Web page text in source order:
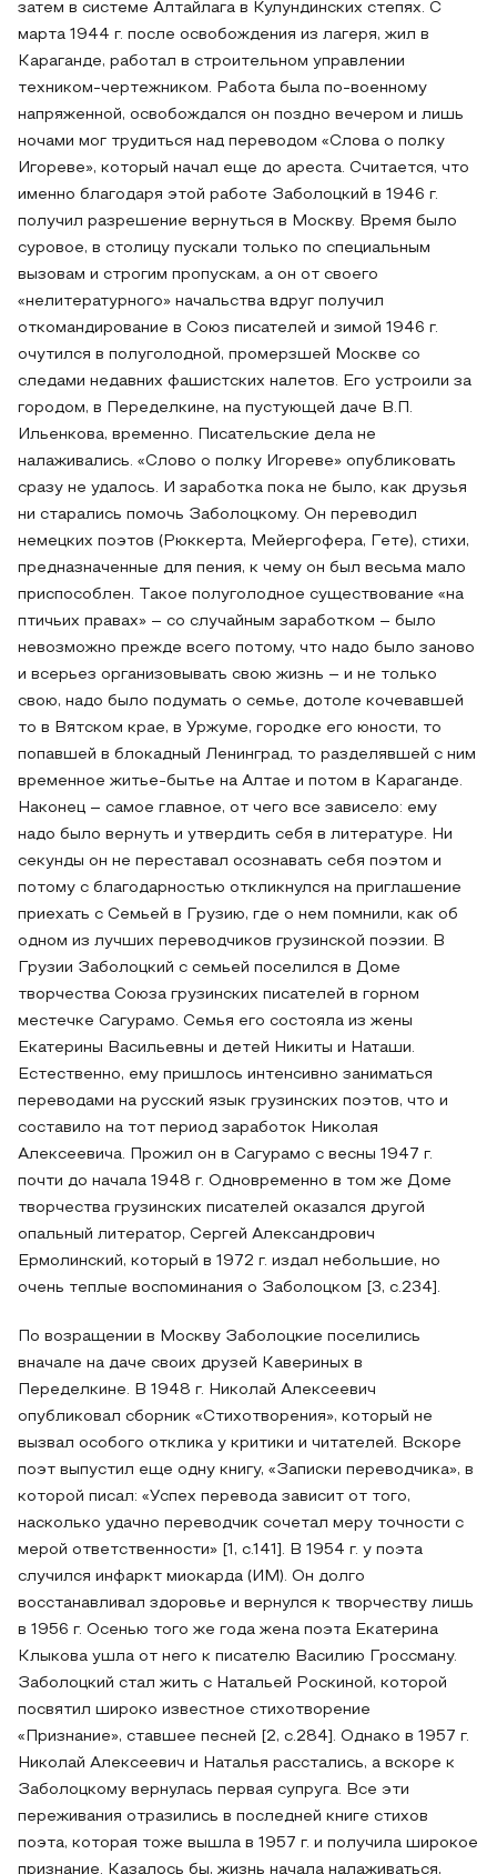
затем в системе Алтайлага в Кулундинских степях. С
марта 1944 г. после освобождения из лагеря, жил в
Караганде, работал в строительном управлении
техником-чертежником. Работа была по-военному
напряженной, освобождался он поздно вечером и лишь
ночами мог трудиться над переводом «Слова о полку
Игореве», который начал еще до ареста. Считается, что
именно благодаря этой работе Заболоцкий в 1946 г.
получил разрешение вернуться в Москву. Время было
суровое, в столицу пускали только по специальным
вызовам и строгим пропускам, а он от своего
«нелитературного» начальства вдруг получил
откомандирование в Союз писателей и зимой 1946 г.
очутился в полуголодной, промерзшей Москве со
следами недавних фашистских налетов. Его устроили за
городом, в Переделкине, на пустующей даче В.П.
Ильенкова, временно. Писательские дела не
налаживались. «Слово о полку Игореве» опубликовать
сразу не удалось. И заработка пока не было, как друзья
ни старались помочь Заболоцкому. Он переводил
немецких поэтов (Рюккерта, Мейергофера, Гете), стихи,
предназначенные для пения, к чему он был весьма мало
приспособлен. Такое полуголодное существование «на
птичьих правах» – со случайным заработком – было
невозможно прежде всего потому, что надо было заново
и всерьез организовывать свою жизнь – и не только
свою, надо было подумать о семье, дотоле кочевавшей
то в Вятском крае, в Уржуме, городке его юности, то
попавшей в блокадный Ленинград, то разделявшей с ним
временное житье-бытье на Алтае и потом в Караганде.
Наконец – самое главное, от чего все зависело: ему
надо было вернуть и утвердить себя в литературе. Ни
секунды он не переставал осознавать себя поэтом и
потому с благодарностью откликнулся на приглашение
приехать с Семьей в Грузию, где о нем помнили, как об
одном из лучших переводчиков грузинской поэзии. В
Грузии Заболоцкий с семьей поселился в Доме
творчества Союза грузинских писателей в горном
местечке Сагурамо. Семья его состояла из жены
Екатерины Васильевны и детей Никиты и Наташи.
Естественно, ему пришлось интенсивно заниматься
переводами на русский язык грузинских поэтов, что и
составило на тот период заработок Николая
Алексеевича. Прожил он в Сагурамо с весны 1947 г.
почти до начала 1948 г. Одновременно в том же Доме
творчества грузинских писателей оказался другой
опальный литератор, Сергей Александрович
Ермолинский, который в 1972 г. издал небольшие, но
очень теплые воспоминания о Заболоцком [3, c.234].
По возращении в Москву Заболоцкие поселились
вначале на даче своих друзей Кавериных в
Переделкине. В 1948 г. Николай Алексеевич
опубликовал сборник «Стихотворения», который не
вызвал особого отклика у критики и читателей. Вскоре
поэт выпустил еще одну книгу, «Записки переводчика», в
которой писал: «Успех перевода зависит от того,
насколько удачно переводчик сочетал меру точности с
мерой ответственности» [1, c.141]. В 1954 г. у поэта
случился инфаркт миокарда (ИМ). Он долго
восстанавливал здоровье и вернулся к творчеству лишь
в 1956 г. Осенью того же года жена поэта Екатерина
Клыкова ушла от него к писателю Василию Гроссману.
Заболоцкий стал жить с Натальей Роскиной, которой
посвятил широко известное стихотворение
«Признание», ставшее песней [2, c.284]. Однако в 1957 г.
Николай Алексеевич и Наталья расстались, а вскоре к
Заболоцкому вернулась первая супруга. Все эти
переживания отразились в последней книге стихов
поэта, которая тоже вышла в 1957 г. и получила широкое
признание. Казалось бы, жизнь начала налаживаться,